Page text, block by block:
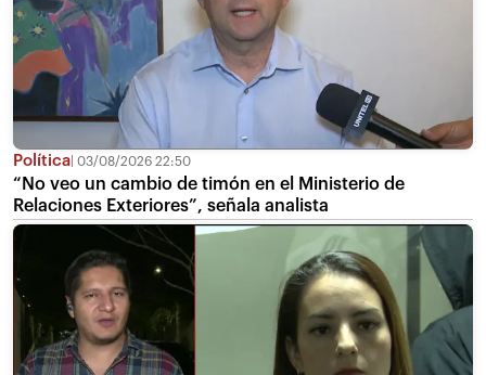
Política 03/08/2026 22:50
“No veo un cambio de timón en el Ministerio de
Relaciones Exteriores”, señala analista